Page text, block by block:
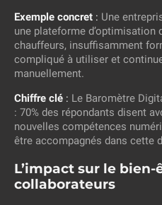
Exemple concret : Une
une plateforme d’optimisation
chauffeurs, insuffisamment
compliqué à utiliser et
manuellement.
Chiffre clé : Le Baromètre
: 70% des répondants disent
nouvelles compétences
être accompagnés dans cette
L’impact sur le bien-
collaborateurs